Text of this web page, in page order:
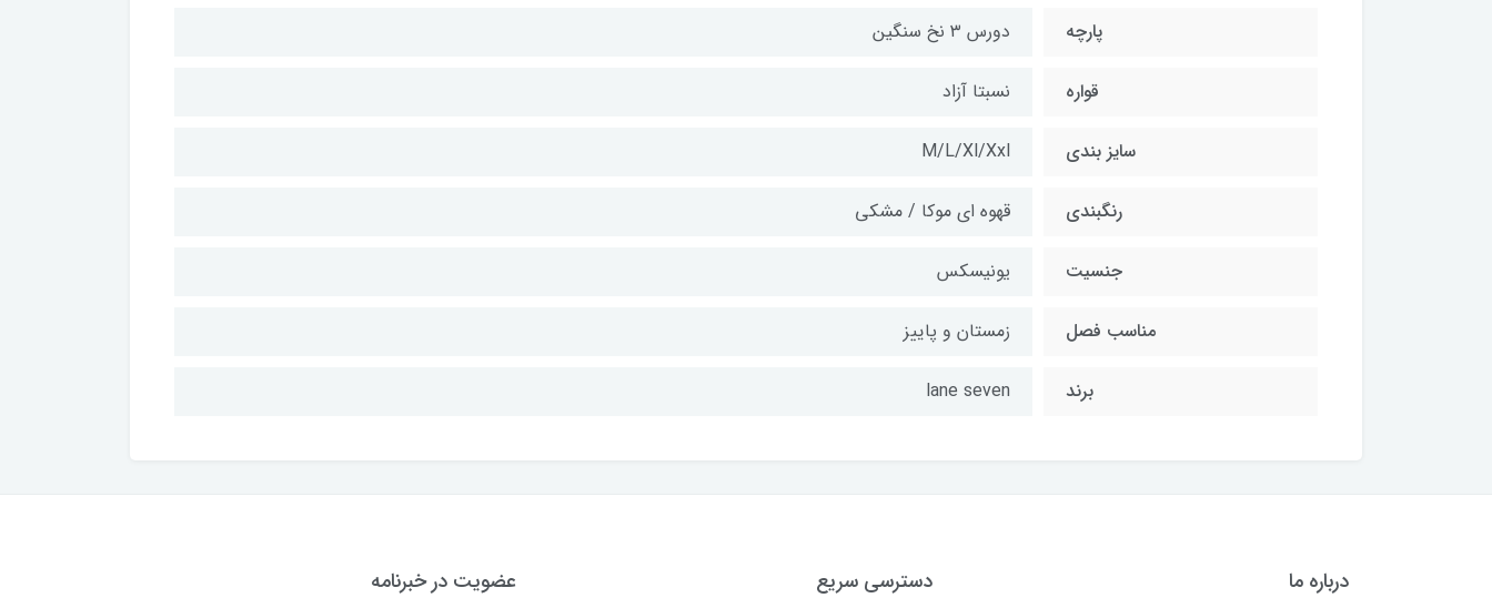
پارچه دورس ۳ نخ سنگین
قواره نسبتا آزاد
سایز بندی M/L/Xl/Xxl
رنگبندی قهوه ای موکا / مشکی
جنسیت یونیسکس
مناسب فصل زمستان و پاییز
برند lane seven
درباره ما دسترسی سریع عضویت در خبرنامه